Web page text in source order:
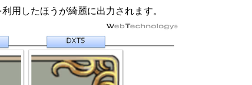
用したほうが綺麗に出力されます。